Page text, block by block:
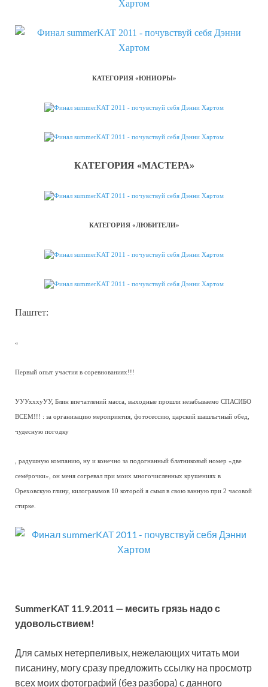
КАТЕГОРИЯ «ЮНИОРЫ»
КАТЕГОРИЯ «МАСТЕРА»
КАТЕГОРИЯ «ЛЮБИТЕЛИ»
Паштет:
«
Первый опыт участия в соревнованиях!!!
УУУхххуУУ, Блин впечатлений масса, выходные прошли незабываемо СПАСИБО
ВСЕМ!!! : за организацию мероприятия, фотосессию, царский шашлычный обед,
чудесную погодку
, радушную компанию, ну и конечно за подогнанный блатниковый номер «две
семёрочки», он меня согревал при моих многочисленных крушениях в
Ореховскую глину, килограммов 10 которой я смыл в свою ванную при 2 часовой
стирке.
SummerKAT 11.9.2011 — месить грязь надо с
удовольствием!
Для самых нетерпеливых, нежелающих читать мои
писанину, могу сразу предложить ссылку на просмотр
всех моих фотографий (без разбора) с данного